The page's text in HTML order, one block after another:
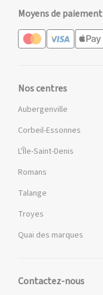
Moyens de paiement
Nos centres
Aubergenville
Corbeil-Essonnes
L'Île-Saint-Denis
Romans
Talange
Troyes
Quai des marques
Contactez-nous